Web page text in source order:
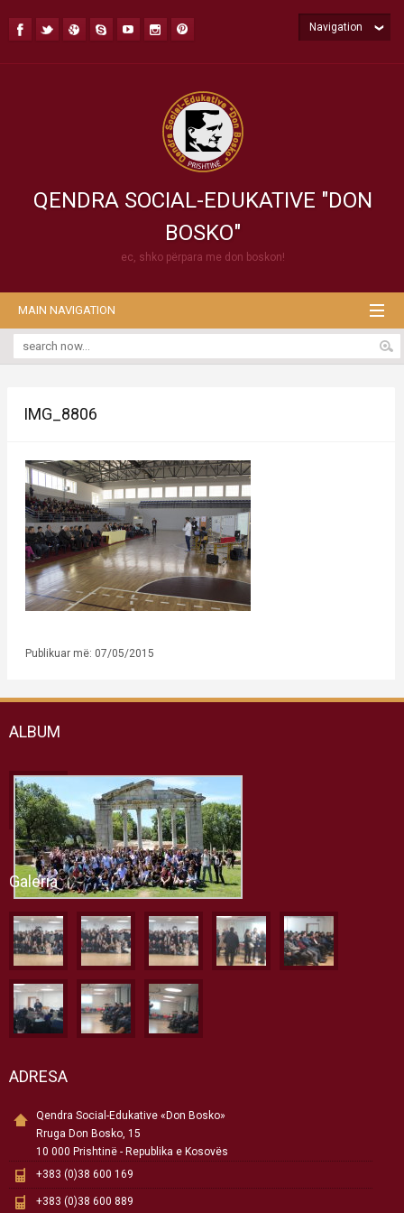
QENDRA SOCIAL-EDUKATIVE "DON
BOSKO"
ec, shko përpara me don boskon!
Navigation
MAIN NAVIGATION
IMG_8806
Publikuar më: 07/05/2015
ALBUM
Galeria
ADRESA
Qendra Social-Edukative «Don Bosko»
Rruga Don Bosko, 15
10 000 Prishtinë - Republika e Kosovës
+383 (0)38 600 169
+383 (0)38 600 889